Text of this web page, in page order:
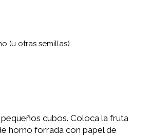
(u otras semillas)
cubos. Coloca la fruta
horno forrada con papel de